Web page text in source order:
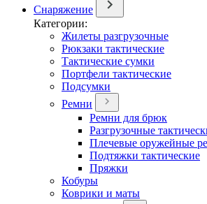
Снаряжение
Категории:
Жилеты разгрузочные
Рюкзаки тактические
Тактические сумки
Портфели тактические
Подсумки
Ремни
Ремни для брюк
Разгрузочные
Плечевые оружейные
Подтяжки тактические
Пряжки
Кобуры
Коврики и маты